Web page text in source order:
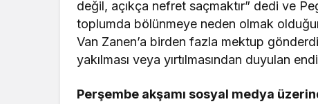
değil, açıkça nefret saçmaktır” dedi ve
toplumda bölünmeye neden olmak
Van Zanen’a birden fazla mektup
yakılması veya yırtılmasından duyulan
Perşembe akşamı sosyal medya